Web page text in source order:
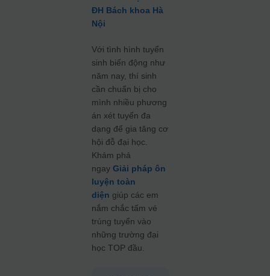
ĐH Bách khoa Hà
Nội
Với tình hình tuyển
sinh biến động như
năm nay, thí sinh
cần chuẩn bị cho
mình nhiều phương
án xét tuyển đa
dạng để gia tăng cơ
hội đỗ đại học.
Khám phá
ngayGiải pháp ôn
luyện toàn
diện giúp các em
nắm chắc tấm vé
trúng tuyển vào
những trường đại
học TOP đầu.